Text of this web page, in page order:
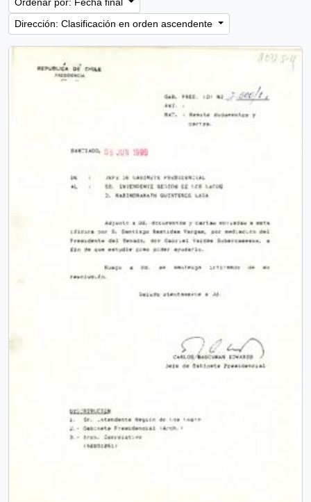
Dirección: Clasificación en orden ascendente